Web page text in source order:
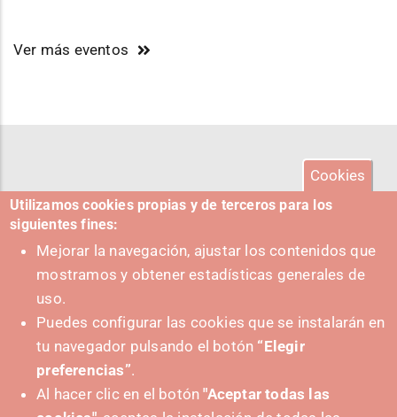
Ver más eventos
Cookies
Utilizamos cookies propias y de terceros para los
siguientes fines:
Mejorar la navegación, ajustar los contenidos que
mostramos y obtener estadísticas generales de
uso.
Puedes configurar las cookies que se instalarán en
tu navegador pulsando el botón “Elegir
preferencias”.
Al hacer clic en el botón"Aceptar todas las